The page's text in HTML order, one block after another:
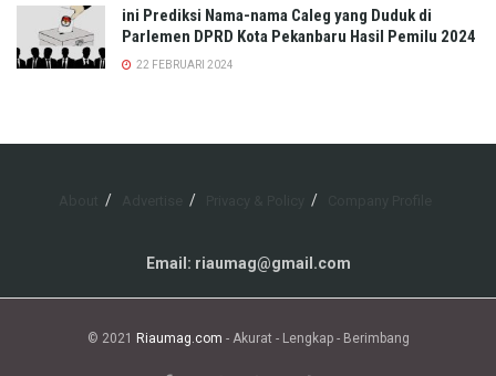
ini Prediksi Nama-nama Caleg yang Duduk di
Parlemen DPRD Kota Pekanbaru Hasil Pemilu 2024
22 FEBRUARI 2024
Email: riaumag@gmail.com
© 2021 Riaumag.com - Akurat - Lengkap - Berimbang